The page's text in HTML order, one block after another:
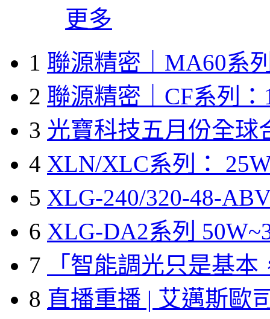
更多
1 聯源精密｜MA60系
2 聯源精密｜CF系列：
3 光寶科技五月份全球
4 XLN/XLC系列：
5 XLG-240/320-48-
6 XLG-DA2系列
7
「智能調光只是基本
8 直播重播 | 艾邁斯歐